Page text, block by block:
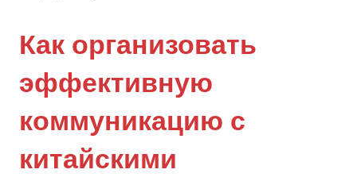
Как организовать
эффективную
коммуникацию с
китайскими